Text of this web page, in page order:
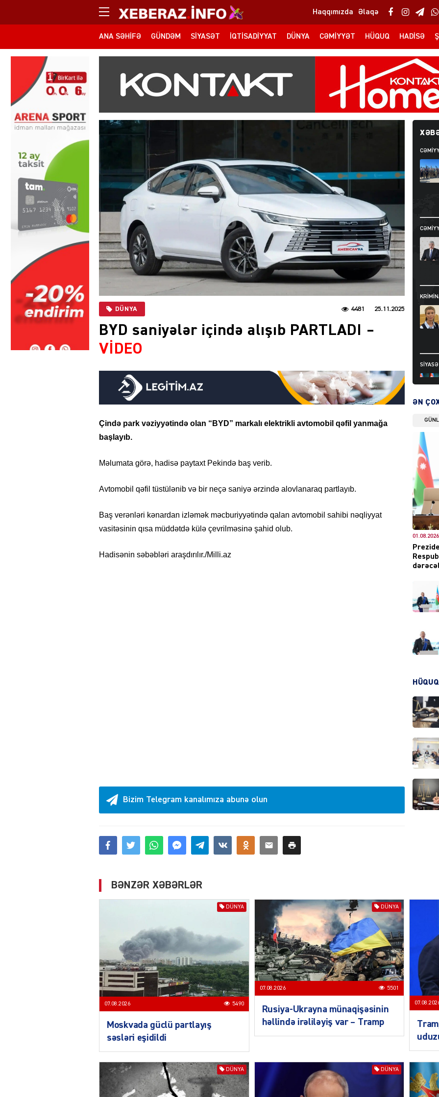
Haqqımızda Əlaqə
ANA SƏHIFƏ GÜNDƏM SIYASƏT İQTISADIYYAT DÜNYA CƏMIYYƏT HÜQUQ HADISƏ
DÜNYA 25.11.2025
4481
BYD saniyələr içində alışıb PARTLADI –
VİDEO
Çində park vəziyyətində olan “BYD” markalı elektrikli avtomobil qəfil yanmağa
başlayıb.
Məlumata görə, hadisə paytaxt Pekində baş verib.
Avtomobil qəfil tüstülənib və bir neçə saniyə ərzində alovlanaraq partlayıb.
Baş verənləri kənardan izləmək məcburiyyətində qalan avtomobil sahibi nəqliyyat
vasitəsinin qısa müddətdə külə çevrilməsinə şahid olub.
Hadisənin səbəbləri araşdırılır./Milli.az
Bizim Telegram kanalımıza abunə olun
DÜNYA
DÜNYA
DÜNYA
SOSIAL
ƏN
01.08.2026
HÜQUQ
BƏNZƏR XƏBƏRLƏR
DÜNYA
07.08.2026 5490
Moskvada güclü partlayış
səsləri eşidildi
DÜNYA
07.08.2026 5501
Rusiya-Ukrayna münaqişəsinin
həllində irəliləyiş var – Tramp
DÜNYA DÜNYA